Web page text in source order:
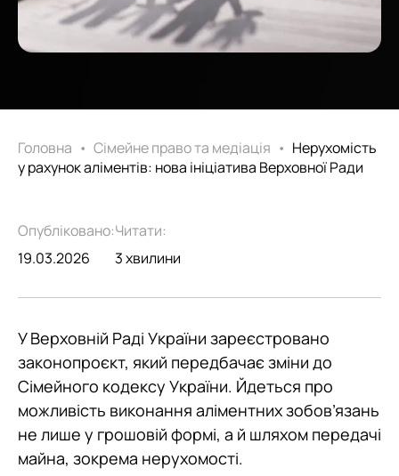
Головна • Сімейне право та медіація • Нерухомість
у рахунок аліментів: нова ініціатива Верховної Ради
Опубліковано:
19.03.2026
Читати:
3 хвилини
У Верховній Раді України зареєстровано
законопроєкт, який передбачає зміни до
Сімейного кодексу України. Йдеться про
можливість виконання аліментних зобов’язань
не лише у грошовій формі, а й шляхом передачі
майна, зокрема нерухомості.